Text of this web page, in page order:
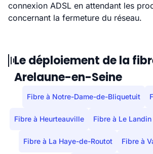
connexion ADSL en attendant les
concernant la fermeture du réseau.
Le déploiement de la
Arelaune-en-Seine
Fibre à Notre-Dame-de-Bliquetuit
Fibre à Heurteauville Fibre à Le Landin
Fibre à La Haye-de-Routot Fibre à